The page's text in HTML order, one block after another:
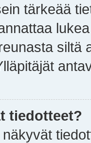
tärkeää
siltä
tiedotteet?